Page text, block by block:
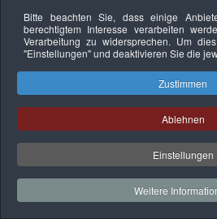
Datenschutzerklärung
Copyright © 2026.
Sachverständiger und
Bitte beachten Sie, dass einige
berechtigtem Interesse verarbeiten
Verarbeitung zu widersprechen. Um
"Einstellungen"und deaktivieren Sie die
Zustimmen
Ablehnen
Einstellungen
Weitere